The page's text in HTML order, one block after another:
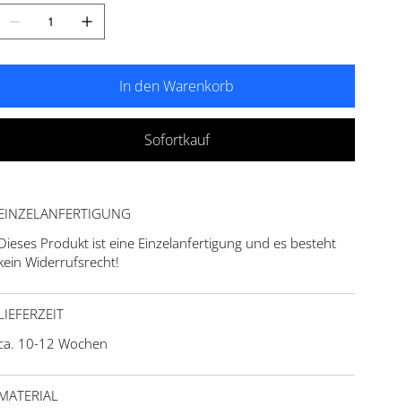
In den Warenkorb
Sofortkauf
Produkt ist eine Einzelanfertigung und es besteht
Widerrufsrecht!
10-12 Wochen